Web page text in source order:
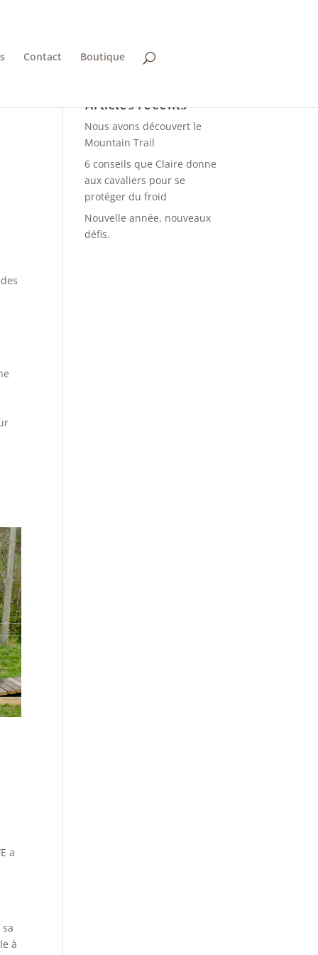
Contact Boutique
a
à
Articles récents
Nous avons découvert le
Mountain Trail
6 conseils que Claire donne
aux cavaliers pour se
protéger du froid
Nouvelle année, nouveaux
défis.